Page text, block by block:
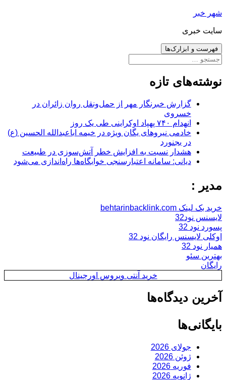
رفتن
نوشته‌ها
شهر خبر
سایت خبری
فهرست و ابزارک‌ها
جستجو
نوشته‌های تازه
گزارش خبرنگار مهر از حمل‌ونقل روان زائران در
خسروی
انهدام ۷۴۰ پهپاد اوکراینی طی یک روز
خادمی نیروهای یگان ویژه در خیمه اباعبدالله الحسین (ع)
در بجنورد
هشدار نسبت به افزایش خطر آتش‌سوزی در طبیعت
دیانی: سامانه اعتبارسنجی خوابگاه‌ها راه‌اندازی می‌شود
مدیر :
خرید بک لینک behtarinbacklink.com
لایسنس نود32
پسورد نود 32
اوکلی لایسنس رایگان نود 32
همیار نود 32
بهترین سئو
رایگان
خرید آنتی ویروس اورجینال
آخرین دیدگاه‌ها
بایگانی‌ها
جولای 2026
ژوئن 2026
فوریه 2026
ژانویه 2026